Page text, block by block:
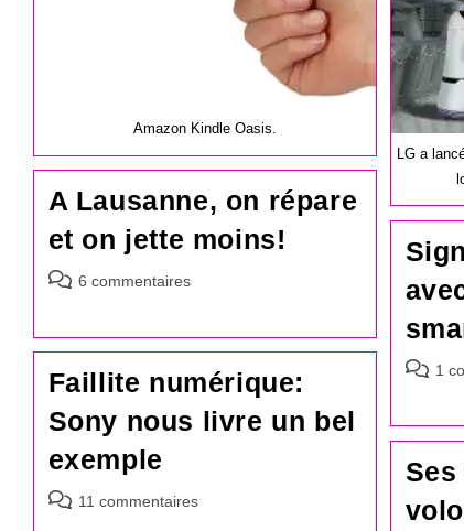
LG a
Amazon Kindle Oasis.
A Lausanne, on répare
et on jette moins!
Commentaires
publication :
6 commentaires
1
Faillite numérique:
Sony nous livre un bel
exemple
Commentaires
11 commentaires